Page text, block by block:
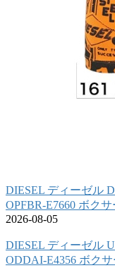
DIESEL ディーゼル
OPFBR-E7660 ボク
2026-08-05
DIESEL ディーゼル
ODDAI-E4356 ボク